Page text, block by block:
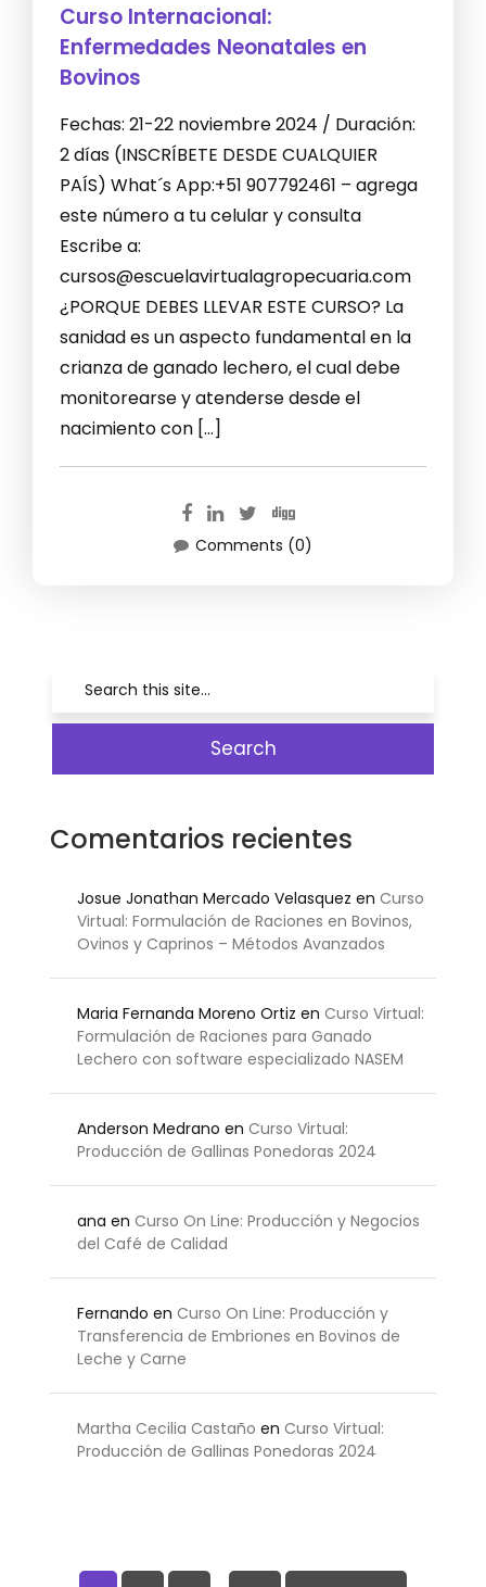
Curso Internacional:
Enfermedades Neonatales en
Bovinos
Fechas: 21-22 noviembre 2024 / Duración:
2 días (INSCRÍBETE DESDE CUALQUIER
PAÍS) What´s App:+51 907792461 – agrega
este número a tu celular y consulta
Escribe a:
cursos@escuelavirtualagropecuaria.com
¿PORQUE DEBES LLEVAR ESTE CURSO? La
sanidad es un aspecto fundamental en la
crianza de ganado lechero, el cual debe
monitorearse y atenderse desde el
nacimiento con […]
Comments (0)
Comentarios recientes
Josue Jonathan Mercado Velasquez en Curso
Virtual: Formulación de Raciones en Bovinos,
Ovinos y Caprinos – Métodos Avanzados
Maria Fernanda Moreno Ortiz en Curso Virtual:
Formulación de Raciones para Ganado
Lechero con software especializado NASEM
Anderson Medrano en Curso Virtual:
Producción de Gallinas Ponedoras 2024
ana en Curso On Line: Producción y Negocios
del Café de Calidad
Fernando en Curso On Line: Producción y
Transferencia de Embriones en Bovinos de
Leche y Carne
Martha Cecilia Castaño en Curso Virtual:
Producción de Gallinas Ponedoras 2024